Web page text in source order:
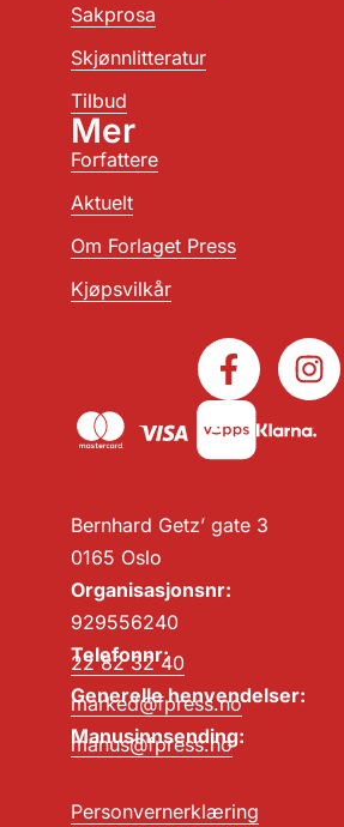
Bernhard Getz’ gate 3
0165 Oslo
Organisasjonsnr:
929556240
Telefonnr:
22 82 32 40
Generelle henvendelser:
marked@fpress.no
Manusinnsending:
manus@fpress.no
Personvernerklæring
Sakprosa
Skjønnlitteratur
Tilbud
Mer
Forfattere
Aktuelt
Om Forlaget Press
Kjøpsvilkår